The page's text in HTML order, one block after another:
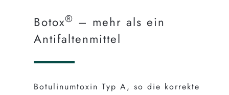
Botox® – mehr als ein
Antifaltenmittel
Botulinumtoxin Typ A, so die korrekte